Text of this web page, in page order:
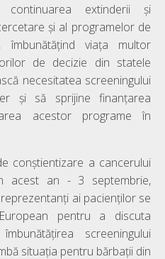
extinderii și
și al programelor de
îmbunătățind viața multor
de decizie din statele
necesitatea screeningului
și să sprijine finanțarea
acestor programe în
conștientizare a cancerului
acest an - 3 septembrie,
ai pacienților se
pentru a discuta
screeningului
situația pentru bărbații din